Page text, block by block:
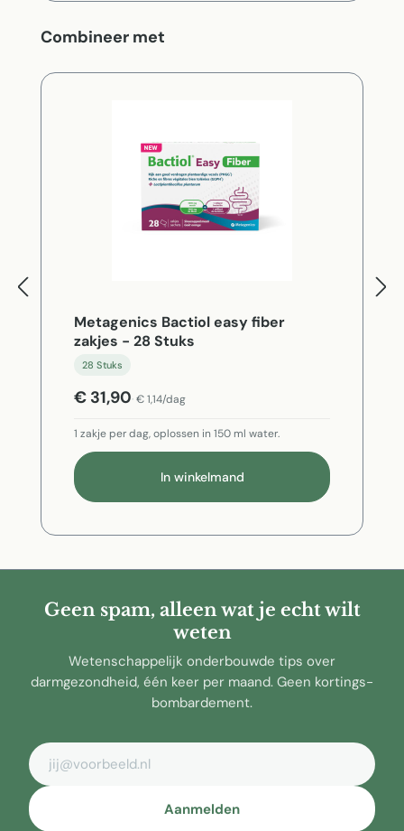
Productgalerij overslaan
Combineer met
Metagenics Bactiol easy fiber
zakjes - 28 Stuks
28 Stuks
€ 31,90 € 1,14/dag
1 zakje per dag, oplossen in 150 ml water.
In winkelmand
Geen spam, alleen wat je echt wilt
weten
Wetenschappelijk onderbouwde tips over
darmgezondheid, één keer per maand. Geen kortings-
bombardement.
E-mailadres
Aanmelden